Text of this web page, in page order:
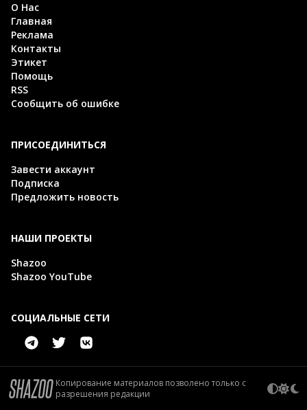
О Нас
Главная
Реклама
Контакты
Этикет
Помощь
RSS
Сообщить об ошибке
ПРИСОЕДИНИТЬСЯ
Завести аккаунт
Подписка
Предложить новость
НАШИ ПРОЕКТЫ
Shazoo
Shazoo YouTube
СОЦИАЛЬНЫЕ СЕТИ
Копирование материалов позволено только с
разрешения редакции